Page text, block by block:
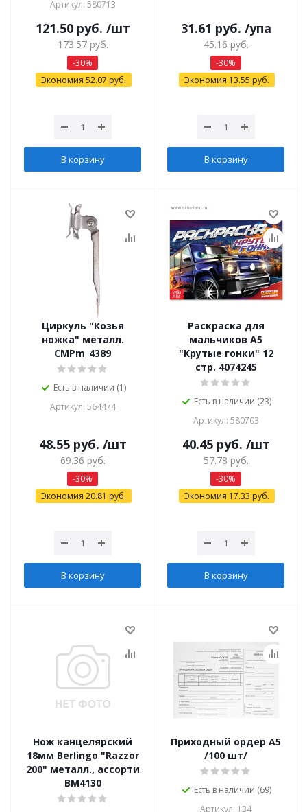
Артикул: 580713
121.50руб. /шт
173.57руб.
-30%
Экономия 52.07 руб.
В корзину
31.61 руб. /упа
45.16руб.
-30%
Экономия 13.55 руб.
В корзину
Циркуль "Козья
ножка" металл.
СМРm_4389
Есть в наличии (1)
Артикул: 564474
48.55руб. /шт
69.36руб.
-30%
Экономия 20.81 руб.
В корзину
Раскраска для
мальчиков А5
"Крутые гонки" 12
стр. 4074245
Есть в наличии (23)
Артикул: 580703
40.45руб. /шт
57.78руб.
-30%
Экономия 17.33 руб.
В корзину
Нож канцелярский
18мм Berlingo "Razzor
200" металл., ассорти
BM4130
Приходный ордер А5
/100 шт/
Есть в наличии (69)
Артикул: 134